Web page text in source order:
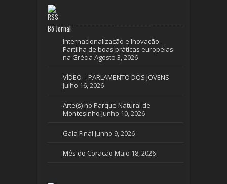
Bô Jornal
Internacionalização e Inovação:
Partilha de boas práticas europeias
na Grécia Agosto 3, 2026
VÍDEO – PARLAMENTO DOS JOVENS
Julho 16, 2026
Arte(s) no Parque Natural de
Montesinho Junho 10, 2026
Gala Final Junho 9, 2026
Mês do Coração Maio 18, 2026